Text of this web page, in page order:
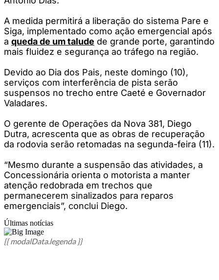
A medida permitirá a liberação do sistema Pare e
Siga, implementado como ação emergencial após
a queda de um talude de grande porte, garantindo
mais fluidez e segurança ao tráfego na região.
Devido ao Dia dos Pais, neste domingo (10),
serviços com interferência de pista serão
suspensos no trecho entre Caeté e Governador
Valadares.
O gerente de Operações da Nova 381, Diego
Dutra, acrescenta que as obras de recuperação
da rodovia serão retomadas na segunda-feira (11).
“Mesmo durante a suspensão das atividades, a
Concessionária orienta o motorista a manter
atenção redobrada em trechos que
permanecerem sinalizados para reparos
emergenciais”, conclui Diego.
Últimas notícias
{{ modalData.legenda }}